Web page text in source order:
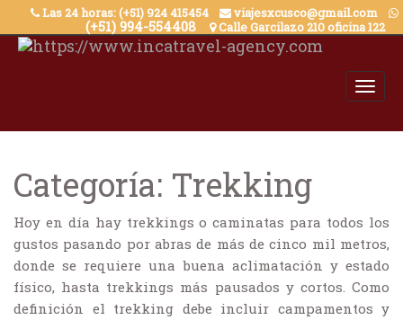
to
content
Las 24 horas: (+51) 924 415454 viajesxcusco@gmail.com
(+51) 994-554408 Calle Garcilazo 210 oficina 122
Categoría: Trekking
Hoy en día hay trekkings o caminatas para todos los
gustos pasando por abras de más de cinco mil metros,
donde se requiere una buena aclimatación y estado
físico, hasta trekkings más pausados y cortos. Como
definición el trekking debe incluir campamentos y